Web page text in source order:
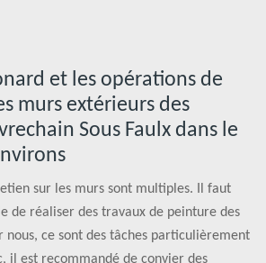
et les opérations de
murs extérieurs des
Sous Faulx dans le
sur les murs sont multiples. Il faut
de réaliser des travaux de peinture des
nous, ce sont des tâches particulièrement
il est recommandé de convier des